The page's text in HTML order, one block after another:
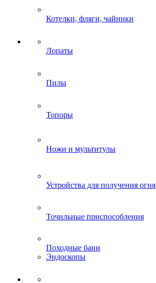
Котелки, фляги, чайники
Лопаты
Пилы
Топоры
Ножи и мультитулы
Устройства для получения огня
Точильные приспособления
Походные бани
Эндоскопы